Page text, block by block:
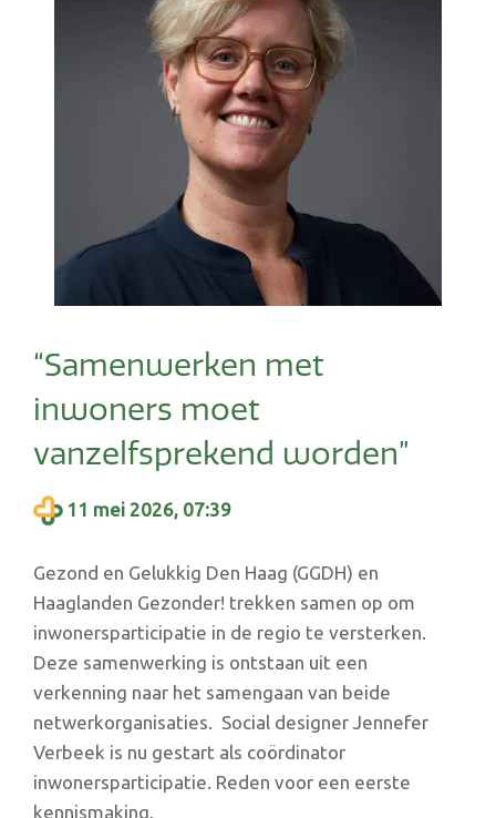
“Samenwerken met
inwoners moet
vanzelfsprekend worden”
11 mei 2026, 07:39
Gezond en Gelukkig Den Haag (GGDH) en
Haaglanden Gezonder! trekken samen op om
inwonersparticipatie in de regio te versterken.
Deze samenwerking is ontstaan uit een
verkenning naar het samengaan van beide
netwerkorganisaties. Social designer Jennefer
Verbeek is nu gestart als coördinator
inwonersparticipatie. Reden voor een eerste
kennismaking.